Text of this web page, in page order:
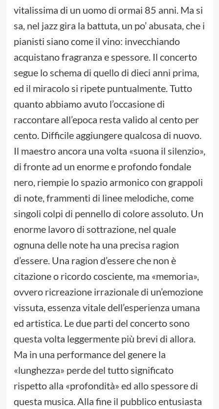
vitalissima di un uomo di ormai 85 anni. Ma si
sa, nel jazz gira la battuta, un po’ abusata, che i
pianisti siano come il vino: invecchiando
acquistano fragranza e spessore. Il concerto
segue lo schema di quello di dieci anni prima,
ed il miracolo si ripete puntualmente. Tutto
quanto abbiamo avuto l’occasione di
raccontare all’epoca resta valido al cento per
cento. Difficile aggiungere qualcosa di nuovo.
Il maestro ancora una volta «suona il silenzio»,
di fronte ad un enorme e profondo fondale
nero, riempie lo spazio armonico con grappoli
di note, frammenti di linee melodiche, come
singoli colpi di pennello di colore assoluto. Un
enorme lavoro di sottrazione, nel quale
ognuna delle note ha una precisa ragion
d’essere. Una ragion d’essere che non è
citazione o ricordo cosciente, ma «memoria»,
ovvero ricreazione irrazionale di un’emozione
vissuta, essenza vitale dell’esperienza umana
ed artistica. Le due parti del concerto sono
questa volta leggermente più brevi di allora.
Ma in una performance del genere la
«lunghezza» perde del tutto significato
rispetto alla «profondità» ed allo spessore di
questa musica. Alla fine il pubblico entusiasta